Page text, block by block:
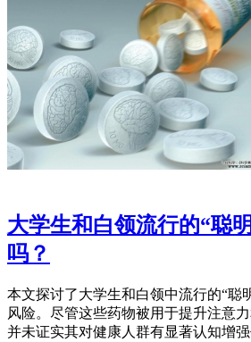
大学生和白领流行的“聪
吗？
本文探讨了大学生和白领中流行的“聪
风险。尽管这些药物被用于提升注意
并未证实其对健康人群有显著认知增